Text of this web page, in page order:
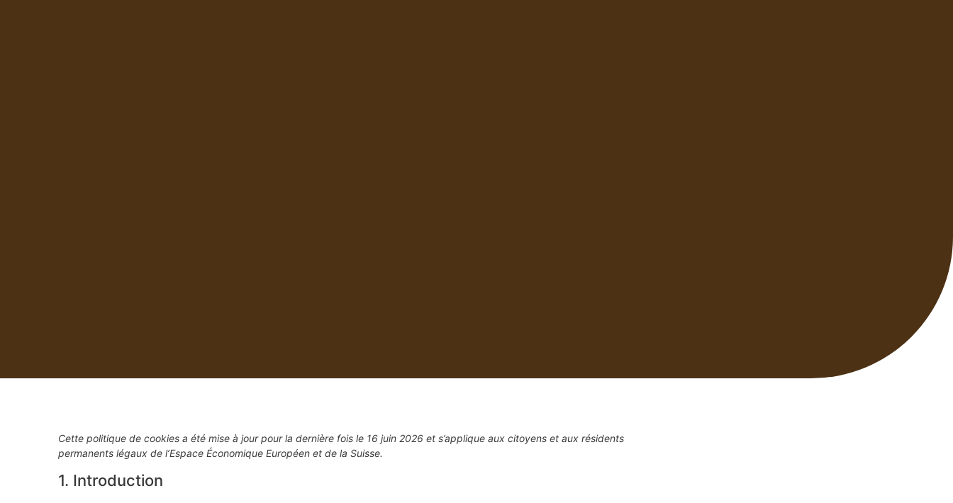
Cette politique de cookies a été mise à jour pour la dernière fois le 16 juin 2026 et s’applique aux citoyens et aux résidents
permanents légaux de l’Espace Économique Européen et de la Suisse.
1. Introduction